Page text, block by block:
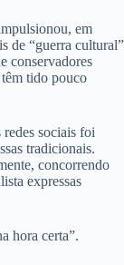
em
de “guerra cultural”
conservadores
têm tido pouco
sociais foi
tradicionais.
concorrendo
expressas
hora certa”.